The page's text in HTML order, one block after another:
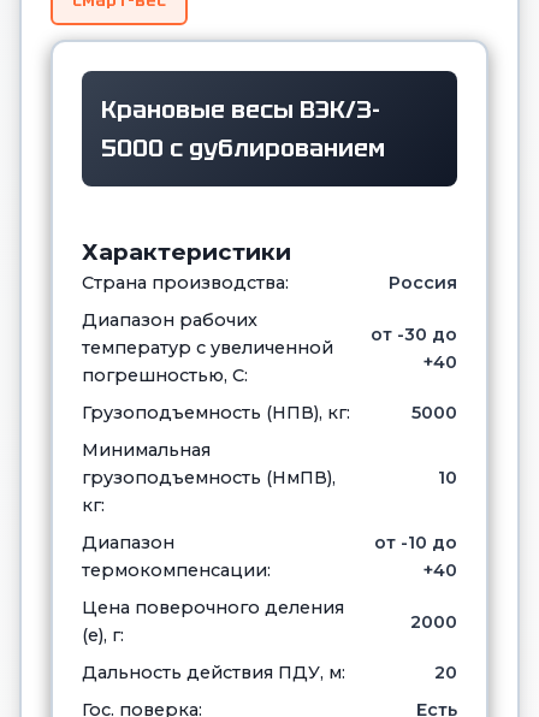
Крановые весы ВЭК/3-
5000 с дублированием
Характеристики
Страна производства:
Россия
Диапазон рабочих
температур с увеличенной
погрешностью, С:
от -30 до
+40
Грузоподъемность (НПВ), кг:
5000
Минимальная
грузоподъемность (НмПВ),
кг:
10
Диапазон
термокомпенсации:
от -10 до
+40
Цена поверочного деления
(е), г:
2000
Дальность действия ПДУ, м:
20
Гос. поверка:
Есть